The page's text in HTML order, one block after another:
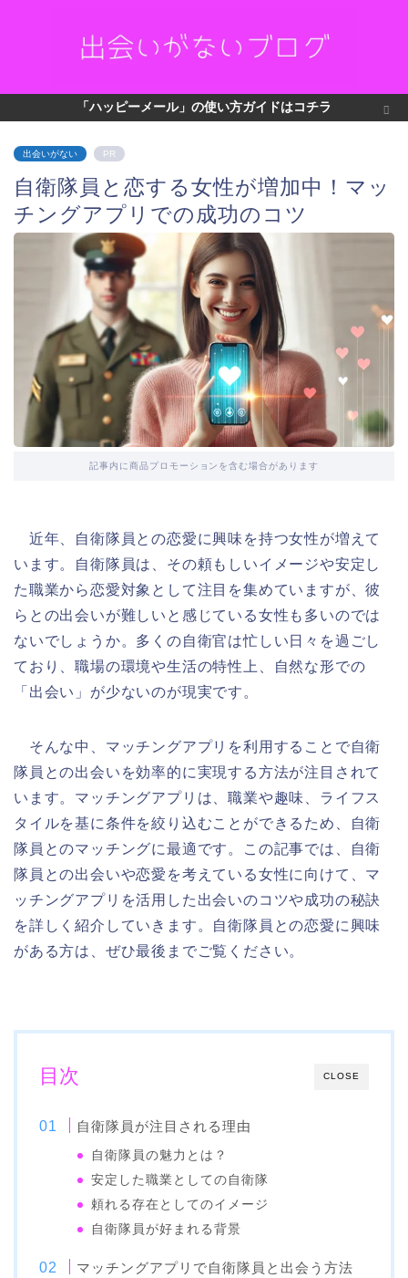
「ハッピーメール」の使い方ガイドはコチラ
出会いがない PR
自衛隊員と恋する女性が増加中！マッ
チングアプリでの成功のコツ
記事内に商品プロモーションを含む場合があります
近年、自衛隊員との恋愛に興味を持つ女性が増えて
います。自衛隊員は、その頼もしいイメージや安定し
た職業から恋愛対象として注目を集めていますが、彼
らとの出会いが難しいと感じている女性も多いのでは
ないでしょうか。多くの自衛官は忙しい日々を過ごし
ており、職場の環境や生活の特性上、自然な形での
「出会い」が少ないのが現実です。
そんな中、マッチングアプリを利用することで自衛
隊員との出会いを効率的に実現する方法が注目されて
います。マッチングアプリは、職業や趣味、ライフス
タイルを基に条件を絞り込むことができるため、自衛
隊員とのマッチングに最適です。この記事では、自衛
隊員との出会いや恋愛を考えている女性に向けて、マ
ッチングアプリを活用した出会いのコツや成功の秘訣
を詳しく紹介していきます。自衛隊員との恋愛に興味
がある方は、ぜひ最後までご覧ください。
CLOSE
目次
自衛隊員が注目される理由
自衛隊員の魅力とは？
安定した職業としての自衛隊
頼れる存在としてのイメージ
自衛隊員が好まれる背景
マッチングアプリで自衛隊員と出会う方法